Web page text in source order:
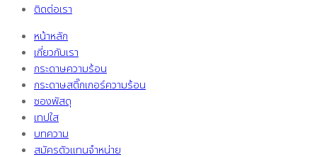
ติดต่อเรา
หน้าหลัก
เกี่ยวกับเรา
กระดาษความร้อน
กระดาษสติ๊กเกอร์ความร้อน
ซองพัสดุ
เทปใส
บทความ
สมัครตัวแทนจำหน่าย